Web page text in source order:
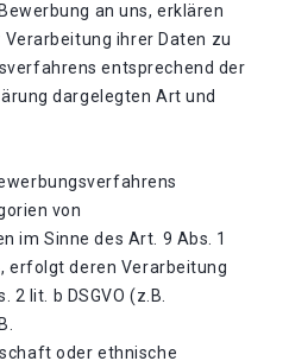
an uns, erklären
ihrer Daten zu
entsprechend der
dargelegten Art und
von
im Sinne des Art. 9 Abs. 1
erfolgt deren Verarbeitung
lit. b DSGVO (z.B.
oder ethnische